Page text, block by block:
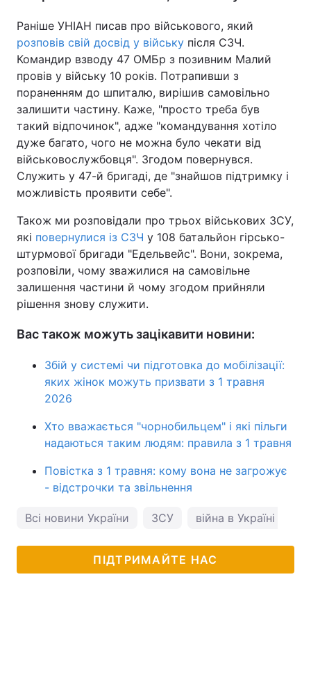
Раніше УНІАН писав про військового, який
розповів свій досвід у війську після СЗЧ.
Командир взводу 47 ОМБр з позивним Малий
провів у війську 10 років. Потрапивши з
пораненням до шпиталю, вирішив самовільно
залишити частину. Каже, "просто треба був
такий відпочинок", адже "командування хотіло
дуже багато, чого не можна було чекати від
військовослужбовця". Згодом повернувся.
Служить у 47-й бригаді, де "знайшов підтримку і
можливість проявити себе".
Також ми розповідали про трьох військових ЗСУ,
які повернулися із СЗЧ у 108 батальйон гірсько-
штурмової бригади "Едельвейс". Вони, зокрема,
розповіли, чому зважилися на самовільне
залишення частини й чому згодом прийняли
рішення знову служити.
Вас також можуть зацікавити новини:
Збій у системі чи підготовка до мобілізації:
яких жінок можуть призвати з 1 травня
2026
Хто вважається "чорнобильцем" і які пільги
надаються таким людям: правила з 1 травня
Повістка з 1 травня: кому вона не загрожує
- відстрочки та звільнення
Всі новини України ЗСУ війна в Україні
ПІДТРИМАЙТЕ НАС